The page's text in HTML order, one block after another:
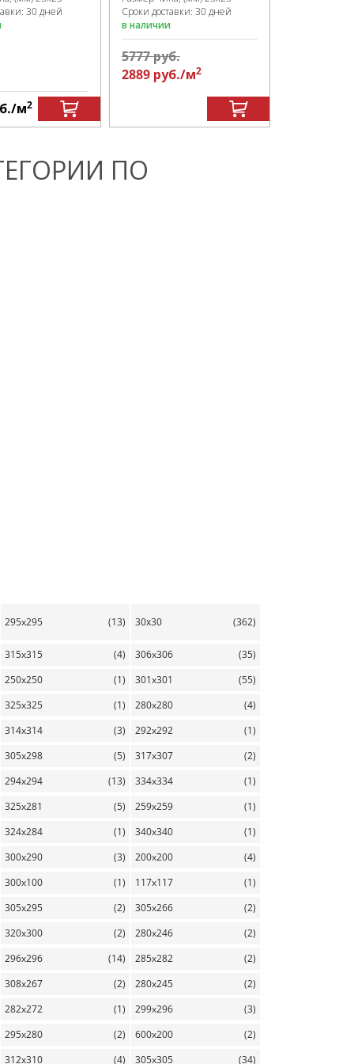
30 дней
/м2
Сроки доставки: 30 дней
в наличии
5777руб.
2889 руб./м2
ПО
295x295 (13) 30х30 (362)
315x315 (4) 306x306
(35)
250x250 (1) 301x301
(55)
325x325 (1) 280x280
(4)
314x314 (3) 292x292
(1)
305x298 (5) 317x307
(2)
294x294 (13) 334x334
(1)
325x281 (5) 259x259
(1)
324x284 (1) 340x340
(1)
300x290 (3) 200x200
(4)
300x100 (1) 117x117
(1)
305x295 (2) 305x266
(2)
320x300 (2) 280x246
(2)
296x296 (14) 285x282
(2)
308x267 (2) 280x245
(2)
282x272 (1) 299x296
(3)
295x280 (2) 600x200
(2)
312x310 (4) 305x305 (34)